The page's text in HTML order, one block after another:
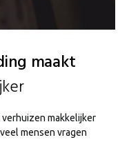
maakt
makkelijker
mensen vragen